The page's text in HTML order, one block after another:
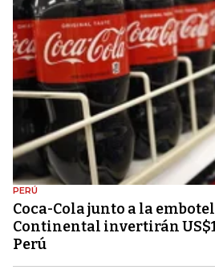
PERÚ
Coca-Cola junto a la
Continental invertirán
Perú